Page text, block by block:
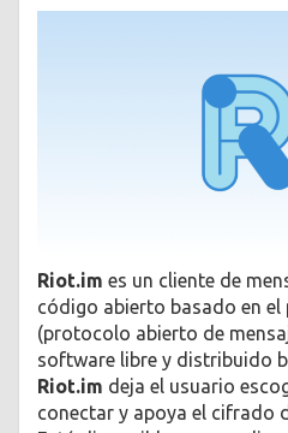
Riot.im es un cliente de
código abierto basado en
(protocolo abierto de
software libre y distribuido
Riot.im deja el usuario
conectar y apoya el cifrado